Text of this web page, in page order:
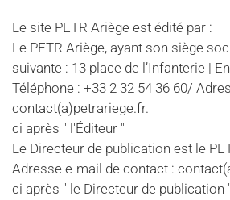
Le site PETR Ariège est édité par :
Le PETR Ariège, ayant son siège
suivante : 13 place de l’Infanterie |
Téléphone : +33 2 32 54 36 60/
contact(a)petrariege.fr.
ci après " l'Éditeur "
Le Directeur de publication est le
Adresse e-mail de contact :
ci après " le Directeur de publication "